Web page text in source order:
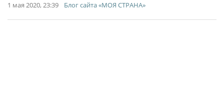
1 мая 2020, 23:39 Блог сайта «МОЯ СТРАНА»